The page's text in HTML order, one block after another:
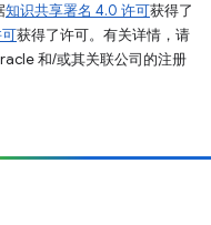
知识共享署名 4.0 许可获得了
获得了许可。有关详情，请
和/或其关联公司的注册